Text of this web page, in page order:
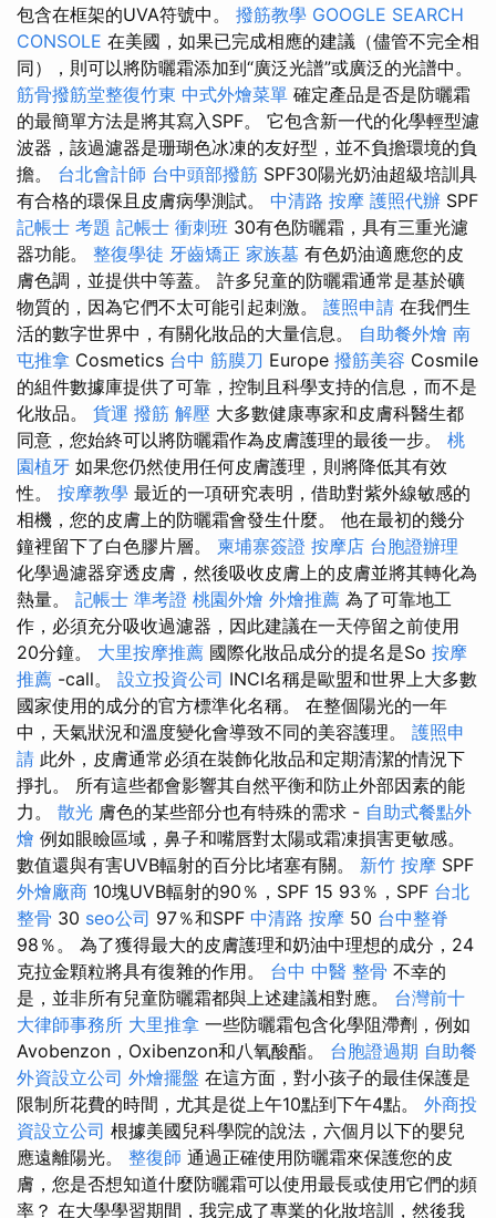
包含在框架的UVA符號中。 撥筋教學 GOOGLE SEARCH
CONSOLE 在美國，如果已完成相應的建議（儘管不完全相
同），則可以將防曬霜添加到“廣泛光譜”或廣泛的光譜中。
筋骨撥筋堂整復竹東 中式外燴菜單 確定產品是否是防曬霜
的最簡單方法是將其寫入SPF。 它包含新一代的化學輕型濾
波器，該過濾器是珊瑚色冰凍的友好型，並不負擔環境的負
擔。 台北會計師 台中頭部撥筋 SPF30陽光奶油超級培訓具
有合格的環保且皮膚病學測試。 中清路 按摩 護照代辦 SPF
記帳士 考題 記帳士 衝刺班 30有色防曬霜，具有三重光濾
器功能。 整復學徒 牙齒矯正 家族墓 有色奶油適應您的皮
膚色調，並提供中等蓋。 許多兒童的防曬霜通常是基於礦
物質的，因為它們不太可能引起刺激。 護照申請 在我們生
活的數字世界中，有關化妝品的大量信息。 自助餐外燴 南
屯推拿 Cosmetics 台中 筋膜刀 Europe 撥筋美容 Cosmile
的組件數據庫提供了可靠，控制且科學支持的信息，而不是
化妝品。 貨運 撥筋 解壓 大多數健康專家和皮膚科醫生都
同意，您始終可以將防曬霜作為皮膚護理的最後一步。 桃
園植牙 如果您仍然使用任何皮膚護理，則將降低其有效
性。 按摩教學 最近的一項研究表明，借助對紫外線敏感的
相機，您的皮膚上的防曬霜會發生什麼。 他在最初的幾分
鐘裡留下了白色膠片層。 柬埔寨簽證 按摩店 台胞證辦理
化學過濾器穿透皮膚，然後吸收皮膚上的皮膚並將其轉化為
熱量。 記帳士 準考證 桃園外燴 外燴推薦 為了可靠地工
作，必須充分吸收過濾器，因此建議在一天停留之前使用
20分鐘。 大里按摩推薦 國際化妝品成分的提名是So 按摩
推薦 -call。 設立投資公司 INCI名稱是歐盟和世界上大多數
國家使用的成分的官方標準化名稱。 在整個陽光的一年
中，天氣狀況和溫度變化會導致不同的美容護理。 護照申
請 此外，皮膚通常必須在裝飾化妝品和定期清潔的情況下
掙扎。 所有這些都會影響其自然平衡和防止外部因素的能
力。 散光 膚色的某些部分也有特殊的需求 - 自助式餐點外
燴 例如眼瞼區域，鼻子和嘴唇對太陽或霜凍損害更敏感。
數值還與有害UVB輻射的百分比堵塞有關。 新竹 按摩 SPF
外燴廠商 10塊UVB輻射的90％，SPF 15 93％，SPF 台北
整骨 30 seo公司 97％和SPF 中清路 按摩 50 台中整脊
98％。 為了獲得最大的皮膚護理和奶油中理想的成分，24
克拉金顆粒將具有復雜的作用。 台中 中醫 整骨 不幸的
是，並非所有兒童防曬霜都與上述建議相對應。 台灣前十
大律師事務所 大里推拿 一些防曬霜包含化學阻滯劑，例如
Avobenzon，Oxibenzon和八氧酸酯。 台胞證過期 自助餐
外資設立公司 外燴擺盤 在這方面，對小孩子的最佳保護是
限制所花費的時間，尤其是從上午10點到下午4點。 外商投
資設立公司 根據美國兒科學院的說法，六個月以下的嬰兒
應遠離陽光。 整復師 通過正確使用防曬霜來保護您的皮
膚，您是否想知道什麼防曬霜可以使用最長或使用它們的頻
率？ 在大學學習期間，我完成了專業的化妝培訓，然後我